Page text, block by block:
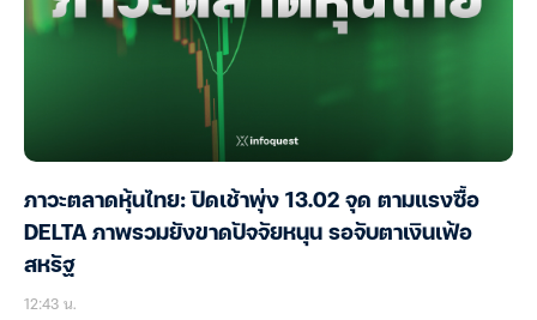
ภาวะตลาดหุ้นไทย: ปิดเช้าพุ่ง 13.02 จุด ตามแรงซื้อ
DELTA ภาพรวมยังขาดปัจจัยหนุน รอจับตาเงินเฟ้อ
สหรัฐ
12:43 น.